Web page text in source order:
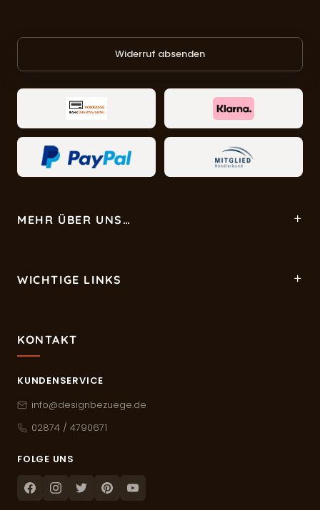
Widerruf absenden
MEHR ÜBER UNS…
WICHTIGE LINKS
KONTAKT
KUNDENSERVICE
info@designbezuege.de
02874 / 4790671
FOLGE UNS
FacebookInstagram
TwitterPinterestYoutube